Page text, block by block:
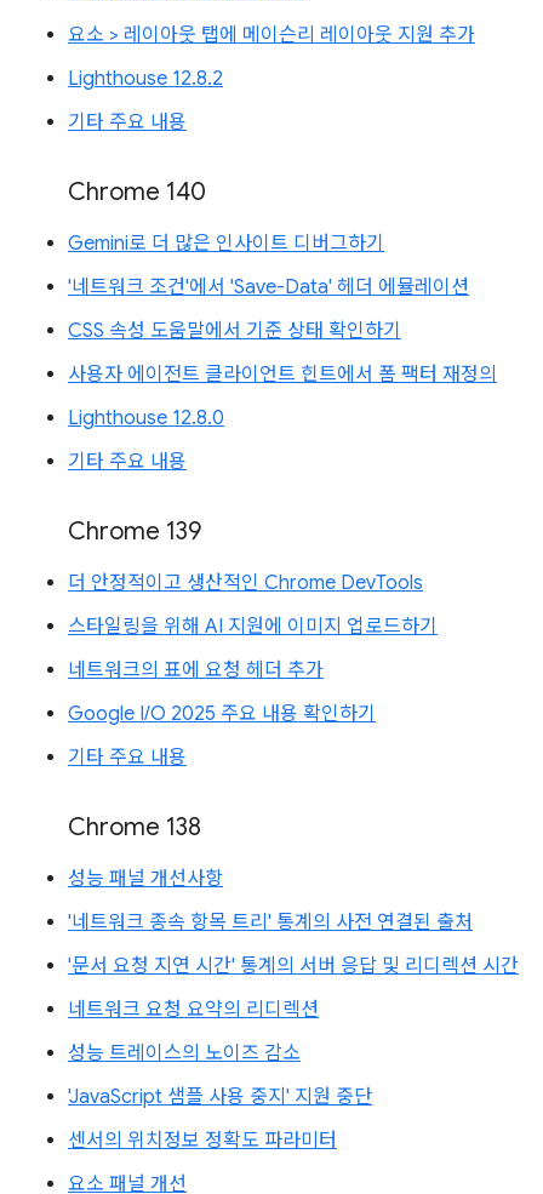
요소 > 레이아웃 탭에 메이슨리 레이아웃 지원 추가
Lighthouse 12.8.2
기타 주요 내용
Chrome 140
Gemini로 더 많은 인사이트 디버그하기
'네트워크 조건'에서 'Save-Data' 헤더 에뮬레이션
CSS 속성 도움말에서 기준 상태 확인하기
사용자 에이전트 클라이언트 힌트에서 폼 팩터 재정의
Lighthouse 12.8.0
기타 주요 내용
Chrome 139
더 안정적이고 생산적인 Chrome DevTools
스타일링을 위해 AI 지원에 이미지 업로드하기
네트워크의 표에 요청 헤더 추가
Google I/O 2025 주요 내용 확인하기
기타 주요 내용
Chrome 138
성능 패널 개선사항
'네트워크 종속 항목 트리' 통계의 사전 연결된 출처
'문서 요청 지연 시간' 통계의 서버 응답 및 리디렉션 시간
네트워크 요청 요약의 리디렉션
성능 트레이스의 노이즈 감소
'JavaScript 샘플 사용 중지' 지원 중단
센서의 위치정보 정확도 파라미터
요소 패널 개선